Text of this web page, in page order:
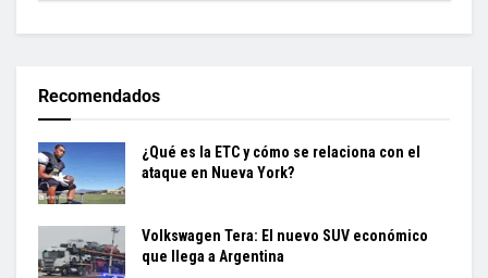
Recomendados
¿Qué es la ETC y cómo se relaciona con el
ataque en Nueva York?
Volkswagen Tera: El nuevo SUV económico
que llega a Argentina